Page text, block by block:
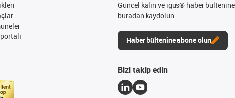
Güncel kalın ve igus® haber bültenine
buradan kaydolun.
Haber bültenine abone olun
Bizi takip edin